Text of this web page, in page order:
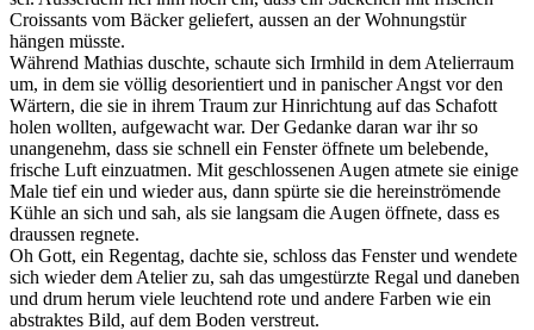
Croissants vom Bäcker geliefert, aussen an der Wohnungstür
hängen müsste.
Während Mathias duschte, schaute sich Irmhild in dem Atelierraum
um, in dem sie völlig desorientiert und in panischer Angst vor den
Wärtern, die sie in ihrem Traum zur Hinrichtung auf das Schafott
holen wollten, aufgewacht war. Der Gedanke daran war ihr so
unangenehm, dass sie schnell ein Fenster öffnete um belebende,
frische Luft einzuatmen. Mit geschlossenen Augen atmete sie einige
Male tief ein und wieder aus, dann spürte sie die hereinströmende
Kühle an sich und sah, als sie langsam die Augen öffnete, dass es
draussen regnete.
Oh Gott, ein Regentag, dachte sie, schloss das Fenster und wendete
sich wieder dem Atelier zu, sah das umgestürzte Regal und daneben
und drum herum viele leuchtend rote und andere Farben wie ein
abstraktes Bild, auf dem Boden verstreut.